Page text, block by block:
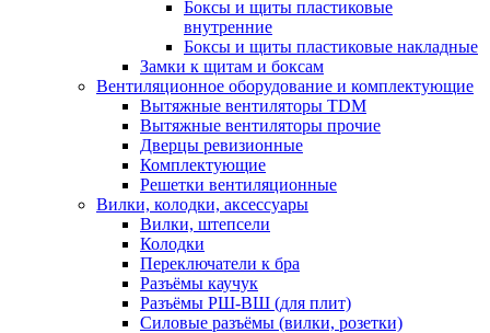
Боксы и щиты пластиковые
внутренние
Боксы и щиты пластиковые накладные
Замки к щитам и боксам
Вентиляционное оборудование и комплектующие
Вытяжные вентиляторы TDM
Вытяжные вентиляторы прочие
Дверцы ревизионные
Комплектующие
Решетки вентиляционные
Вилки, колодки, аксессуары
Вилки, штепсели
Колодки
Переключатели к бра
Разъёмы каучук
Разъёмы РШ-ВШ (для плит)
Силовые разъёмы (вилки, розетки)